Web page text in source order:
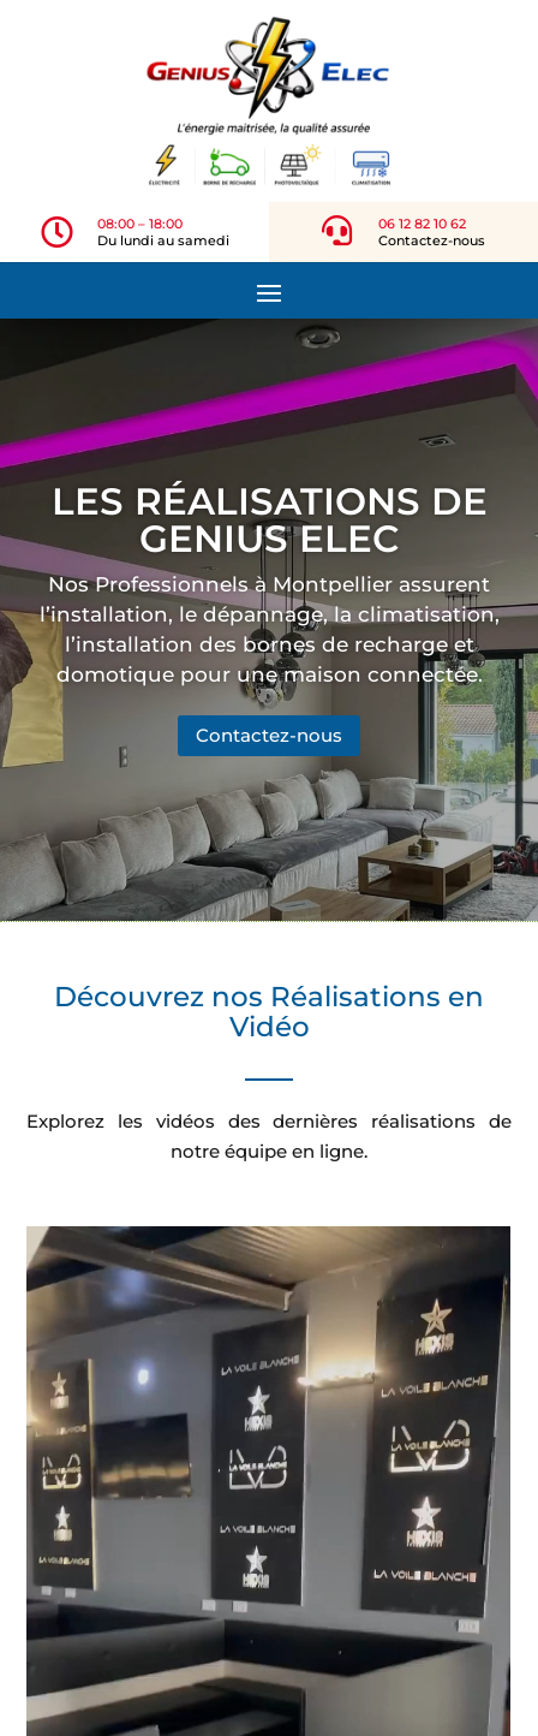

08:00 – 18:00
Du lundi au samedi

06 12 82 10 62
Contactez-nous
LES RÉALISATIONS DE
GENIUS ELEC
Nos Professionnels à Montpellier assurent
l’installation, le dépannage, la climatisation,
l’installation des bornes de recharge et
domotique pour une maison connectée.
Contactez-nous
Découvrez nos Réalisations en
Vidéo
Explorez les vidéos des dernières réalisations de
notre équipe en ligne.